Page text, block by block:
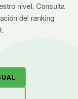
nivel. Consulta
del ranking